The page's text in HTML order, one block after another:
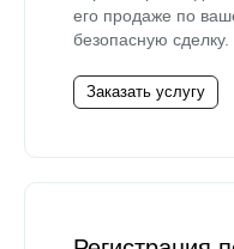
его продаже по
безопасную сделку.
Заказать услугу